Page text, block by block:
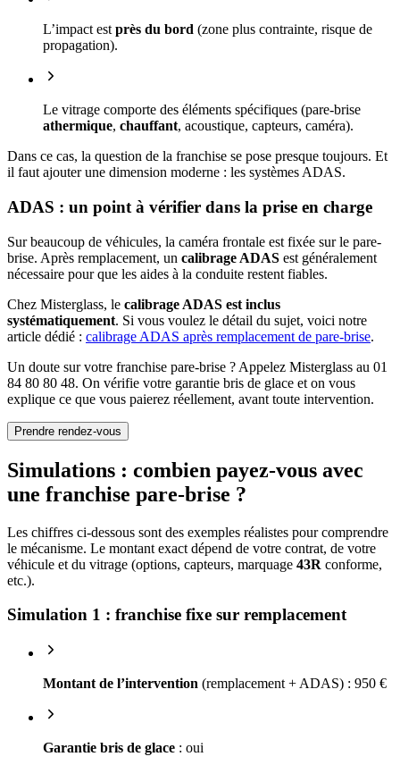
L’impact est près du bord (zone plus contrainte, risque de
propagation).
Le vitrage comporte des éléments spécifiques (pare-brise
athermique, chauffant, acoustique, capteurs, caméra).
Dans ce cas, la question de la franchise se pose presque toujours. Et
il faut ajouter une dimension moderne : les systèmes ADAS.
ADAS : un point à vérifier dans la prise en charge
Sur beaucoup de véhicules, la caméra frontale est fixée sur le pare-
brise. Après remplacement, un calibrage ADAS est généralement
nécessaire pour que les aides à la conduite restent fiables.
Chez Misterglass, le calibrage ADAS est inclus
systématiquement. Si vous voulez le détail du sujet, voici notre
article dédié : calibrage ADAS après remplacement de pare-brise.
Un doute sur votre franchise pare-brise ? Appelez Misterglass au 01
84 80 80 48. On vérifie votre garantie bris de glace et on vous
explique ce que vous paierez réellement, avant toute intervention.
Prendre rendez-vous
Simulations : combien payez-vous avec
une franchise pare-brise ?
Les chiffres ci-dessous sont des exemples réalistes pour comprendre
le mécanisme. Le montant exact dépend de votre contrat, de votre
véhicule et du vitrage (options, capteurs, marquage 43R conforme,
etc.).
Simulation 1 : franchise fixe sur remplacement
Montant de l’intervention (remplacement + ADAS) : 950 €
Garantie bris de glace : oui